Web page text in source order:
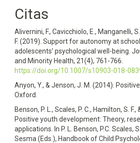
Citas
Alivernini, F., Cavicchiolo, E., Manganelli,
F. (2019). Support for autonomy at
adolescents’ psychological well-being.
and Minority Health, 21(4), 761-766.
https://doi.org/10.1007/s10903-018-
Anyon, Y., & Jenson, J. M. (2014).
Oxford.
Benson, P. L., Scales, P. C., Hamilton, S.
Positive youth development: Theory,
applications. In P. L. Benson, P.C. Scales,
Sesma (Eds.), Handbook of Child